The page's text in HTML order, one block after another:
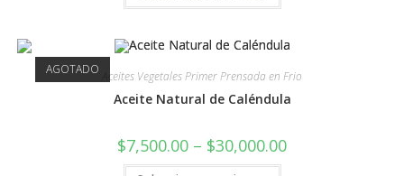
AGOTADO Aceites Vegetales Primer Prensada en Frio
Aceite Natural de Caléndula
$7,500.00 – $30,000.00